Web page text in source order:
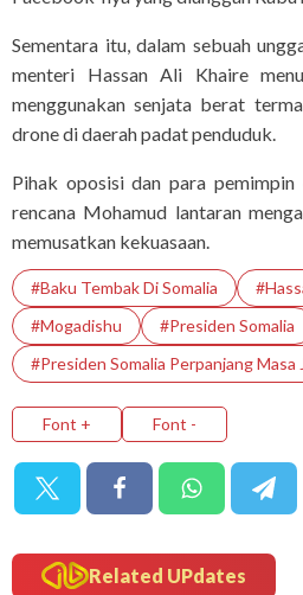
Sementara itu, dalam sebuah
menteri Hassan Ali Khaire
menggunakan senjata berat
drone di daerah padat penduduk.
Pihak oposisi dan para pemimpin
rencana Mohamud lantaran
memusatkan kekuasaan.
#Baku Tembak Di Somalia
#Mogadishu
#Presiden Somalia
#Presiden Somalia Perpanjang Masa
Font + Font -
Related UPdates